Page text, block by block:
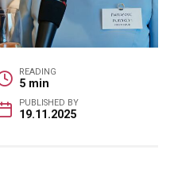
READING
5 min
PUBLISHED BY
19.11.2025